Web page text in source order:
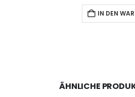
IN DEN
ÄHNLICHE